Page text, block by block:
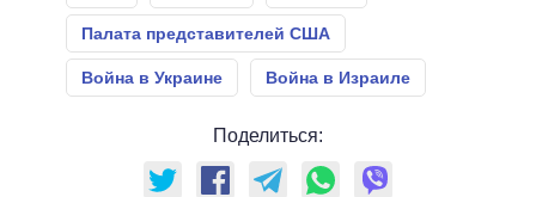
Палата представителей США
Война в Украине Война в Израиле
Поделиться: